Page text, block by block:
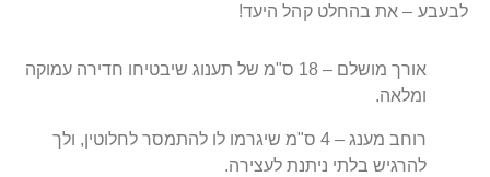
לבעבע – את בהחלט קהל היעד!
אורך מושלם – 18 ס"מ של תענוג שיבטיחו חדירה עמוקה
ומלאה.
רוחב מענג – 4 ס"מ שיגרמו לו להתמסר לחלוטין, ולך
להרגיש בלתי ניתנת לעצירה.